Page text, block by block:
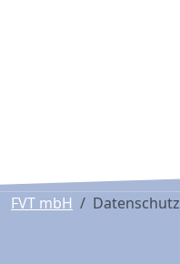
FVT mbH Datenschutz